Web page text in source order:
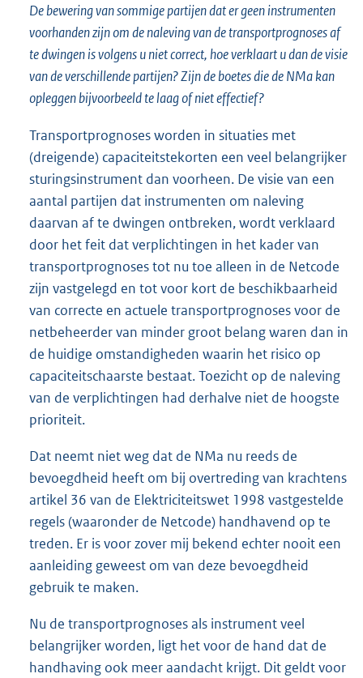
De bewering van sommige partijen dat er geen instrumenten
voorhanden zijn om de naleving van de transportprognoses af
te dwingen is volgens u niet correct, hoe verklaart u dan de visie
van de verschillende partijen? Zijn de boetes die de NMa kan
opleggen bijvoorbeeld te laag of niet effectief?
Transportprognoses worden in situaties met
(dreigende) capaciteitstekorten een veel belangrijker
sturingsinstrument dan voorheen. De visie van een
aantal partijen dat instrumenten om naleving
daarvan af te dwingen ontbreken, wordt verklaard
door het feit dat verplichtingen in het kader van
transportprognoses tot nu toe alleen in de Netcode
zijn vastgelegd en tot voor kort de beschikbaarheid
van correcte en actuele transportprognoses voor de
netbeheerder van minder groot belang waren dan in
de huidige omstandigheden waarin het risico op
capaciteitschaarste bestaat. Toezicht op de naleving
van de verplichtingen had derhalve niet de hoogste
prioriteit.
Dat neemt niet weg dat de NMa nu reeds de
bevoegdheid heeft om bij overtreding van krachtens
artikel 36 van de Elektriciteitswet 1998 vastgestelde
regels (waaronder de Netcode) handhavend op te
treden. Er is voor zover mij bekend echter nooit een
aanleiding geweest om van deze bevoegdheid
gebruik te maken.
Nu de transportprognoses als instrument veel
belangrijker worden, ligt het voor de hand dat de
handhaving ook meer aandacht krijgt. Dit geldt voor